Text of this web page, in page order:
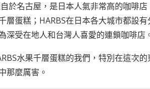
於名古屋，是日本人氣非常高的咖啡
層蛋糕；HARBS在日本各大城市都設
深受在地人和台灣人喜愛的連鎖咖啡店
水果千層蛋糕的我們，特別在這次
那麼厲害。